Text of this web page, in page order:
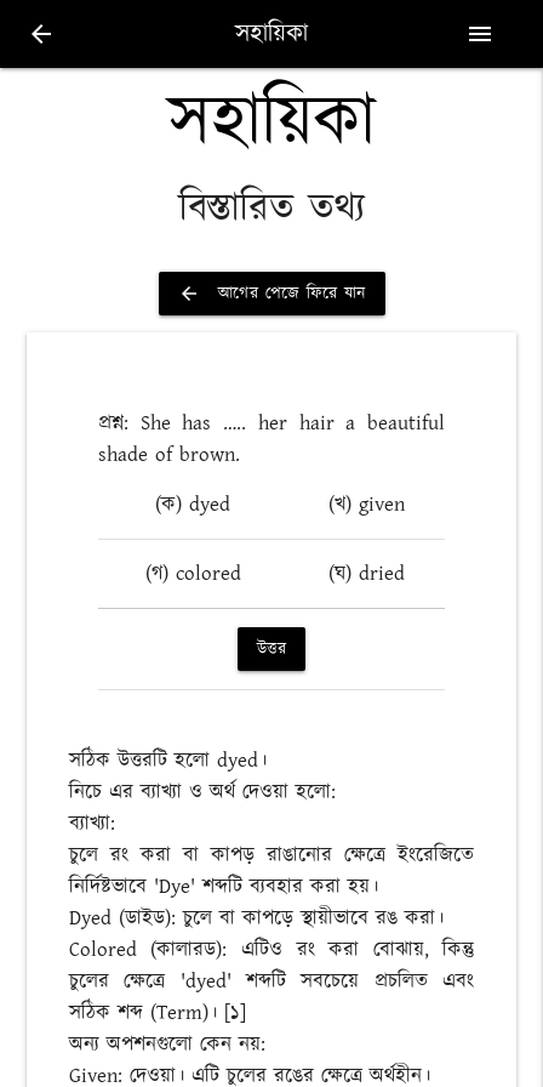
arrow_back সহায়িকা menu
সহায়িকা
বিস্তারিত তথ্য
arrow_back আগের পেজে ফিরে যান
প্রশ্ন: She has ….. her hair a beautiful
shade of brown.
(ক) dyed
(খ) given
(গ) colored (ঘ) dried
উত্তর
সঠিক উত্তরটি হলো dyed।
নিচে এর ব্যাখ্যা ও অর্থ দেওয়া হলো:
ব্যাখ্যা:
চুলে রং করা বা কাপড় রাঙানোর ক্ষেত্রে ইংরেজিতে
নির্দিষ্টভাবে 'Dye' শব্দটি ব্যবহার করা হয়।
Dyed (ডাইড): চুলে বা কাপড়ে স্থায়ীভাবে রঙ করা।
Colored (কালারড): এটিও রং করা বোঝায়, কিন্তু
চুলের ক্ষেত্রে 'dyed' শব্দটি সবচেয়ে প্রচলিত এবং
সঠিক শব্দ (Term)। [১]
অন্য অপশনগুলো কেন নয়:
Given: দেওয়া। এটি চুলের রঙের ক্ষেত্রে অর্থহীন।